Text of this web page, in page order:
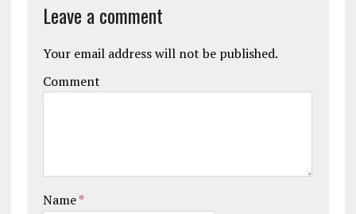
Leave a comment
Your email address will not be published.
Comment
Name*